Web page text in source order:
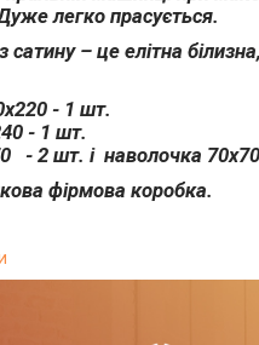
легко прасується.
сатину – це елітна
- 1 шт.
- 1 шт.
- 2 шт. і наволочка
фірмова коробка.